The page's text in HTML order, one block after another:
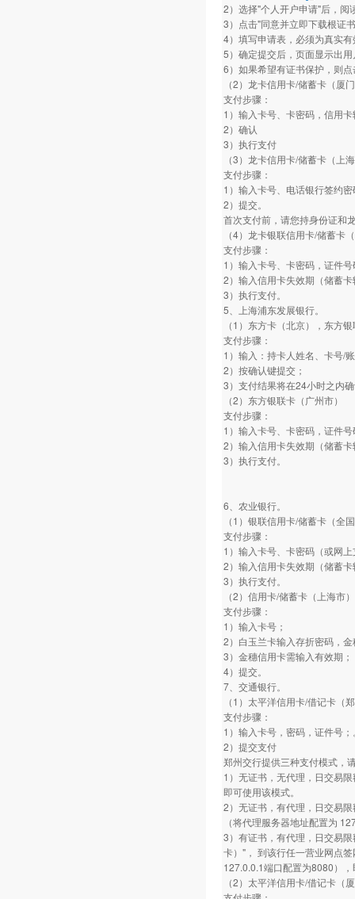
2）选择"个人开户申请"后，阅
3）点击"同意并立即下载根证
4）填写申请表，必须为真实
5）确定提交后，页面显示出
6）如果希望有证书保护，则
（2）龙卡信用卡/储蓄卡（厦
支付步骤：
1）输入卡号、卡密码，信用
2）确认
3）执行支付
（3）龙卡信用卡/储蓄卡（上
支付步骤：
1）输入卡号、电话银行签约
2）提交。
首次支付前，请您持身份证和
（4）龙卡银联信用卡/储蓄卡
支付步骤：
1）输入卡号、卡密码，证件
2）输入信用卡失效期（储蓄
3）执行支付。
5、上海浦东发展银行。
（1）东方卡（北京），东方
支付步骤：
1）输入：持卡人姓名、卡号/
2）按确认键提交；
3）支付结果将在24小时之内
（2）东方银联卡（广州市）
支付步骤：
1）输入卡号、卡密码，证件
2）输入信用卡失效期（储蓄
3）执行支付。
6、农业银行。
（1）银联信用卡/储蓄卡（全
支付步骤：
1）输入卡号、卡密码（或网
2）输入信用卡失效期（储蓄
3）执行支付。
（2）信用卡/储蓄卡（上海市）
支付步骤：
1）输入卡号；
2）白玉兰卡输入存折密码，
3）金穗信用卡需输入有效期；
4）提交。
7、交通银行。
（1）太平洋信用卡/借记卡（
支付步骤：
1）输入卡号，密码，证件号；
2）提交支付
郑州交行提供三种支付模式，
1）无证书，无代理，日交易
即可使用该模式。
2）无证书，有代理，日交易
（将代理服务器地址配置为
3）有证书，有代理，日交易
卡）"， 到该行任一营业网点
127.0.0.1端口配置为8080）
（2）太平洋信用卡/借记卡（